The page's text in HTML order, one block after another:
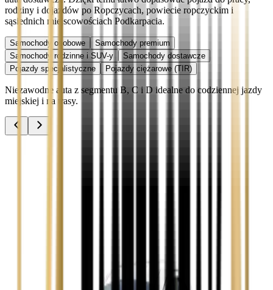
rodziny i dojazdów po Ropczycach, powiecie ropczyckim i
sąsiednich miejscowościach Podkarpacia.
Samochody osobowe
Samochody premium
Samochody rodzinne i SUV-y
Samochody dostawcze
Pojazdy specjalistyczne
Pojazdy ciężarowe (TIR)
Niezawodne auta z segmentu B, C i D idealne do codziennej jazdy
miejskiej i na trasy.